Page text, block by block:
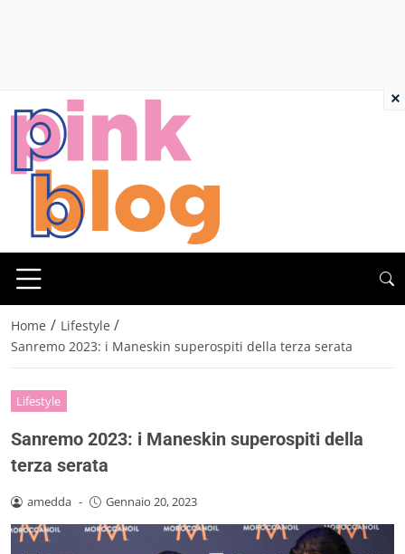
Home / Lifestyle /
Sanremo 2023: i Maneskin superospiti della terza serata
Lifestyle
Sanremo 2023: i Maneskin superospiti della
terza serata
amedda - Gennaio 20, 2023
×